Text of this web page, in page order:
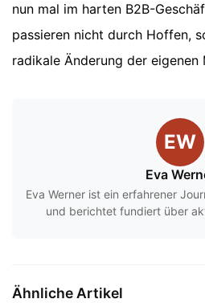
nun mal im harten B2B-
passieren nicht durch Hoffen,
radikale Änderung der eigenen
EW
Eva
Eva Werner ist ein erfahrener
und berichtet fundiert über
Ähnliche Artikel